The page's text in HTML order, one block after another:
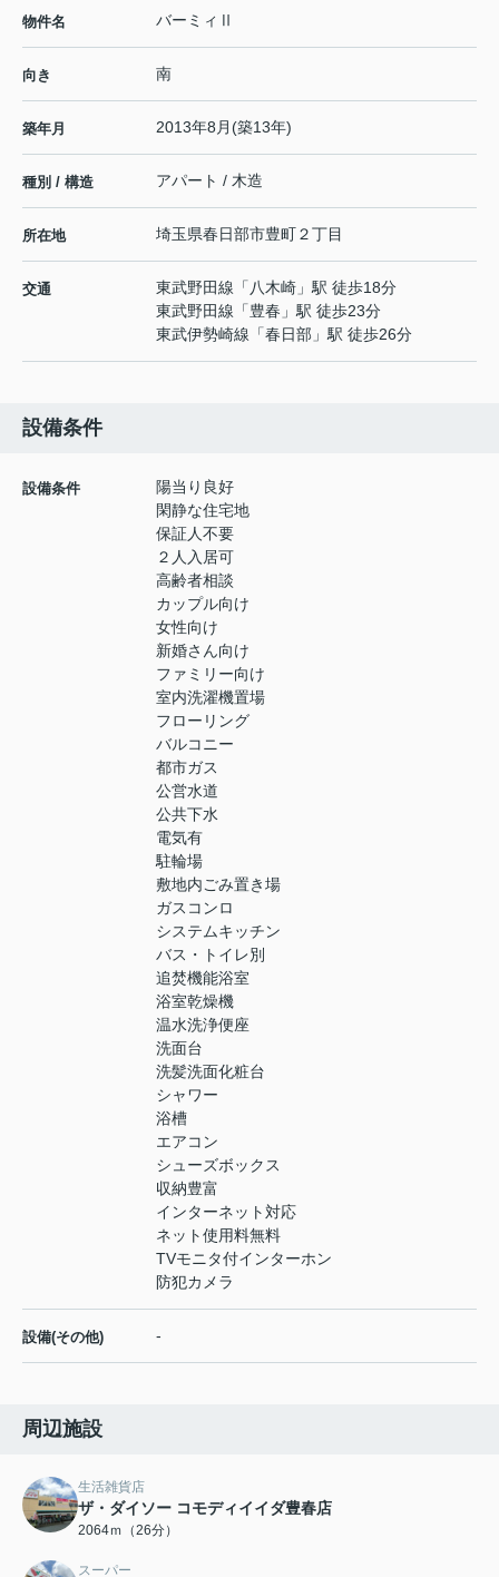
物件名 バーミィⅡ
向き 南
築年月 2013年8月(築13年)
種別 / 構造 アパート / 木造
所在地 埼玉県春日部市豊町２丁目
交通 東武野田線 「 八木崎 」駅 徒歩18分
東武野田線 「豊春 」駅 徒歩23分
東武伊勢崎線 「春日部 」駅 徒歩26分
設備条件
設備条件
陽当り良好
閑静な住宅地
保証人不要
２人入居可
高齢者相談
カップル向け
女性向け
新婚さん向け
ファミリー向け
室内洗濯機置場
フローリング
バルコニー
都市ガス
公営水道
公共下水
電気有
駐輪場
敷地内ごみ置き場
ガスコンロ
システムキッチン
バス・トイレ別
追焚機能浴室
浴室乾燥機
温水洗浄便座
洗面台
洗髪洗面化粧台
シャワー
浴槽
エアコン
シューズボックス
収納豊富
インターネット対応
ネット使用料無料
TVモニタ付インターホン
防犯カメラ
設備(その他) -
周辺施設
生活雑貨店
ザ・ダイソー コモディイイダ豊春店
2064ｍ（26分）
スーパー